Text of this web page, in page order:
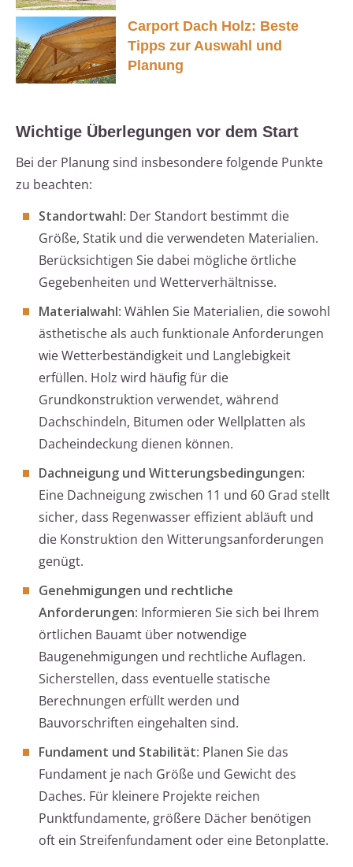
Carport Dach Holz: Beste
Tipps zur Auswahl und
Planung
Wichtige Überlegungen vor dem Start
Bei der Planung sind insbesondere folgende Punkte
zu beachten:
Standortwahl: Der Standort bestimmt die
Größe, Statik und die verwendeten Materialien.
Berücksichtigen Sie dabei mögliche örtliche
Gegebenheiten und Wetterverhältnisse.
Materialwahl: Wählen Sie Materialien, die sowohl
ästhetische als auch funktionale Anforderungen
wie Wetterbeständigkeit und Langlebigkeit
erfüllen. Holz wird häufig für die
Grundkonstruktion verwendet, während
Dachschindeln, Bitumen oder Wellplatten als
Dacheindeckung dienen können.
Dachneigung und Witterungsbedingungen:
Eine Dachneigung zwischen 11 und 60 Grad stellt
sicher, dass Regenwasser effizient abläuft und
die Konstruktion den Witterungsanforderungen
genügt.
Genehmigungen und rechtliche
Anforderungen: Informieren Sie sich bei Ihrem
örtlichen Bauamt über notwendige
Baugenehmigungen und rechtliche Auflagen.
Sicherstellen, dass eventuelle statische
Berechnungen erfüllt werden und
Bauvorschriften eingehalten sind.
Fundament und Stabilität: Planen Sie das
Fundament je nach Größe und Gewicht des
Daches. Für kleinere Projekte reichen
Punktfundamente, größere Dächer benötigen
oft ein Streifenfundament oder eine Betonplatte.